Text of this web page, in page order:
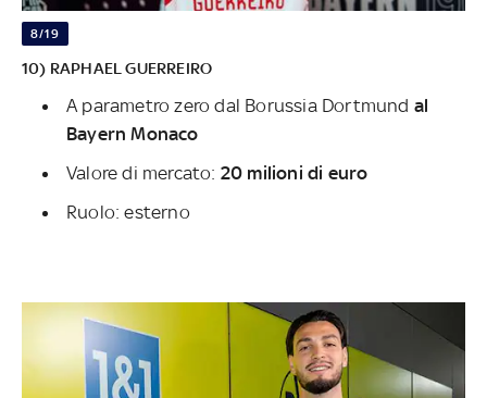
8/19
10) RAPHAEL GUERREIRO
A parametro zero dal Borussia Dortmund al
Bayern Monaco
Valore di mercato: 20 milioni di euro
Ruolo: esterno